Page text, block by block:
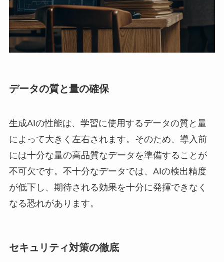
データの質と量の確保
生成AIの性能は、学習に使用するデータの質と量
によって大きく左右されます。そのため、導入前
には十分な量の高品質なデータを準備することが
不可欠です。不十分なデータでは、AIの検出精度
が低下し、期待される効果を十分に発揮できなく
なる恐れがあります。
セキュリティ対策の徹底